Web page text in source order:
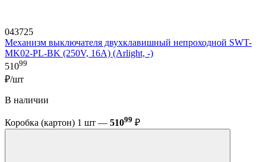
043725
Механизм выключателя двухклавишный непроходной SWT-
MK02-PL-BK (250V, 16A) (Arlight, -)
51099
₽/шт
В наличии
Коробка (картон) 1 шт — 51099 ₽